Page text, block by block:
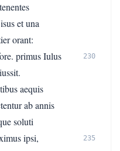
et una
orant:
primus Iulus
230
aequis
ab annis
soluti
ipsi,
235